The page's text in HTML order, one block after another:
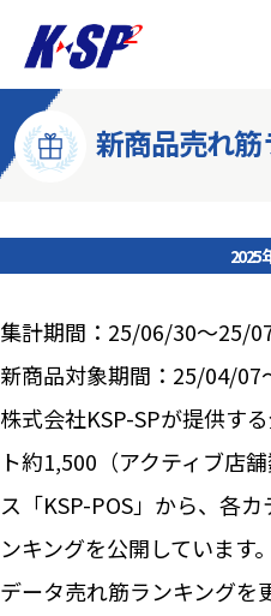
新商品売れ
2025
集計期間：25/06/30～25/
新商品対象期間：25/04/07
株式会社KSP-SPが提供す
ト約1,500（アクティブ店
ス「KSP-POS」から、各
ンキングを公開しています
データ売れ筋ランキングを